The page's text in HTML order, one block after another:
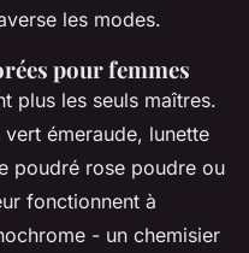
les modes.
pour femmes
plus les seuls maîtres.
émeraude, lunette
poudré rose poudre ou
fonctionnent à
- un chemisier